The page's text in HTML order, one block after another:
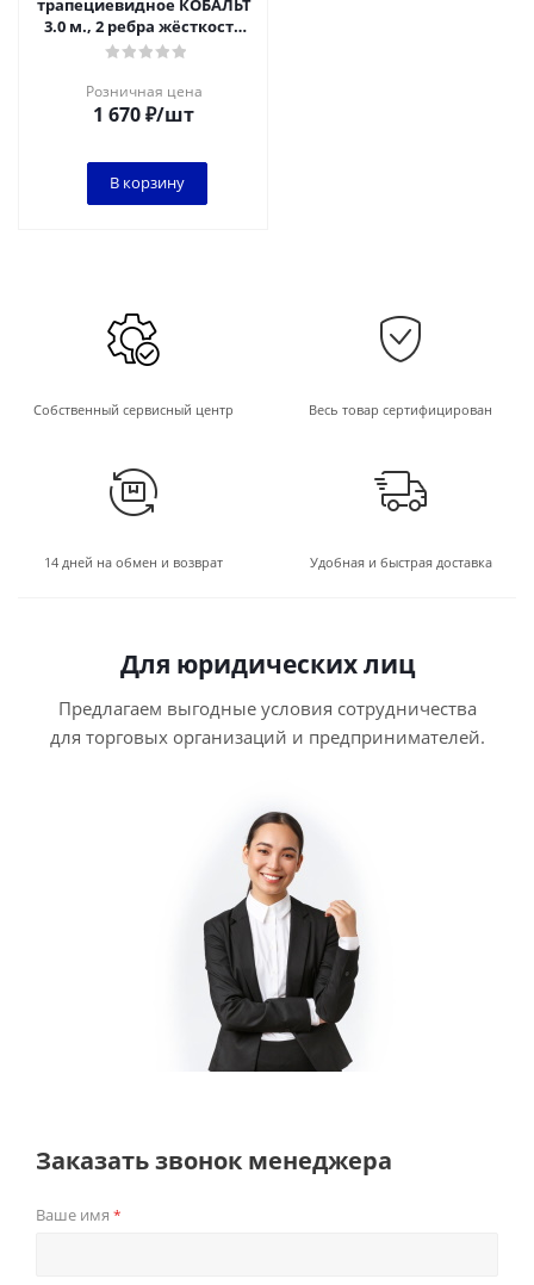
трапециевидное КОБАЛЬТ
3.0 м., 2 ребра жёсткости
(912-037)
Розничная цена
1 670₽/шт
В корзину
Собственный сервисный центр Весь товар сертифицирован
14 дней на обмен и возврат Удобная и быстрая доставка
Для юридических лиц
Предлагаем выгодные условия сотрудничества
для торговых организаций и предпринимателей.
Заказать звонок менеджера
Ваше имя *